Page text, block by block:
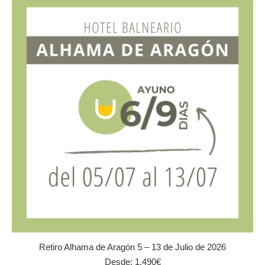
variantes.
opciones
pueden
elegir
la
página
de
producto
Retiro Alhama de Aragón 5 – 13 de Julio de 2026
Desde: 1.490€